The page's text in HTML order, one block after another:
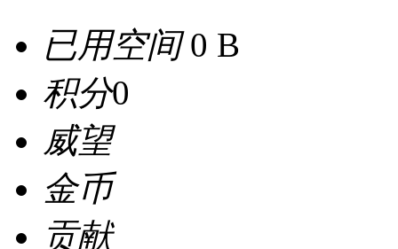
已用空间0 B
积分0
威望
金币
贡献